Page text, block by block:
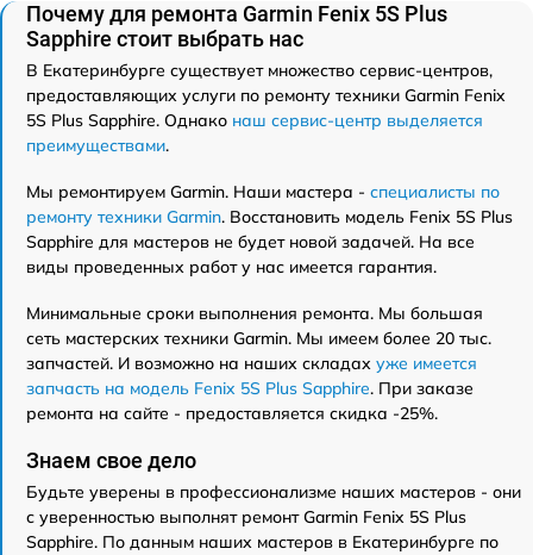
Почему для ремонта Garmin Fenix 5S Plus
Sapphire стоит выбрать нас
В Екатеринбурге существует множество сервис-центров,
предоставляющих услуги по ремонту техники Garmin Fenix
5S Plus Sapphire. Однако наш сервис-центр выделяется
преимуществами.
Мы ремонтируем Garmin. Наши мастера - специалисты по
ремонту техники Garmin. Восстановить модель Fenix 5S Plus
Sapphire для мастеров не будет новой задачей. На все
виды проведенных работ у нас имеется гарантия.
Минимальные сроки выполнения ремонта. Мы большая
сеть мастерских техники Garmin. Мы имеем более 20 тыс.
запчастей. И возможно на наших складах уже имеется
запчасть на модель Fenix 5S Plus Sapphire. При заказе
ремонта на сайте - предоставляется скидка -25%.
Знаем свое дело
Будьте уверены в профессионализме наших мастеров - они
с уверенностью выполнят ремонт Garmin Fenix 5S Plus
Sapphire. По данным наших мастеров в Екатеринбурге по